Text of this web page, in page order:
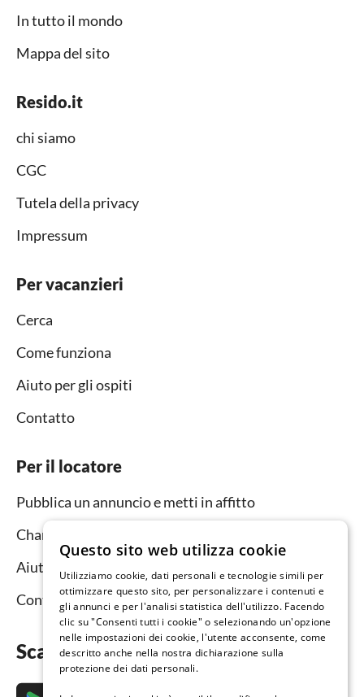
In tutto il mondo
Mappa del sito
Resido.it
chi siamo
CGC
Tutela della privacy
Impressum
Per vacanzieri
Cerca
Come funziona
Aiuto per gli ospiti
Contatto
Per il locatore
Pubblica un annuncio e metti in affitto
Channel Manager
Aiuto per i locatori
Contatto
Scarica subito l’app
Questo sito web utilizza cookie
Utilizziamo cookie, dati personali e tecnologie simili per
ottimizzare questo sito, per personalizzare i contenuti e
gli annunci e per l'analisi statistica dell'utilizzo. Facendo
clic su "Consenti tutti i cookie" o selezionando un'opzione
nelle impostazioni dei cookie, l'utente acconsente, come
descritto anche nella nostra dichiarazione sulla
protezione dei dati personali.